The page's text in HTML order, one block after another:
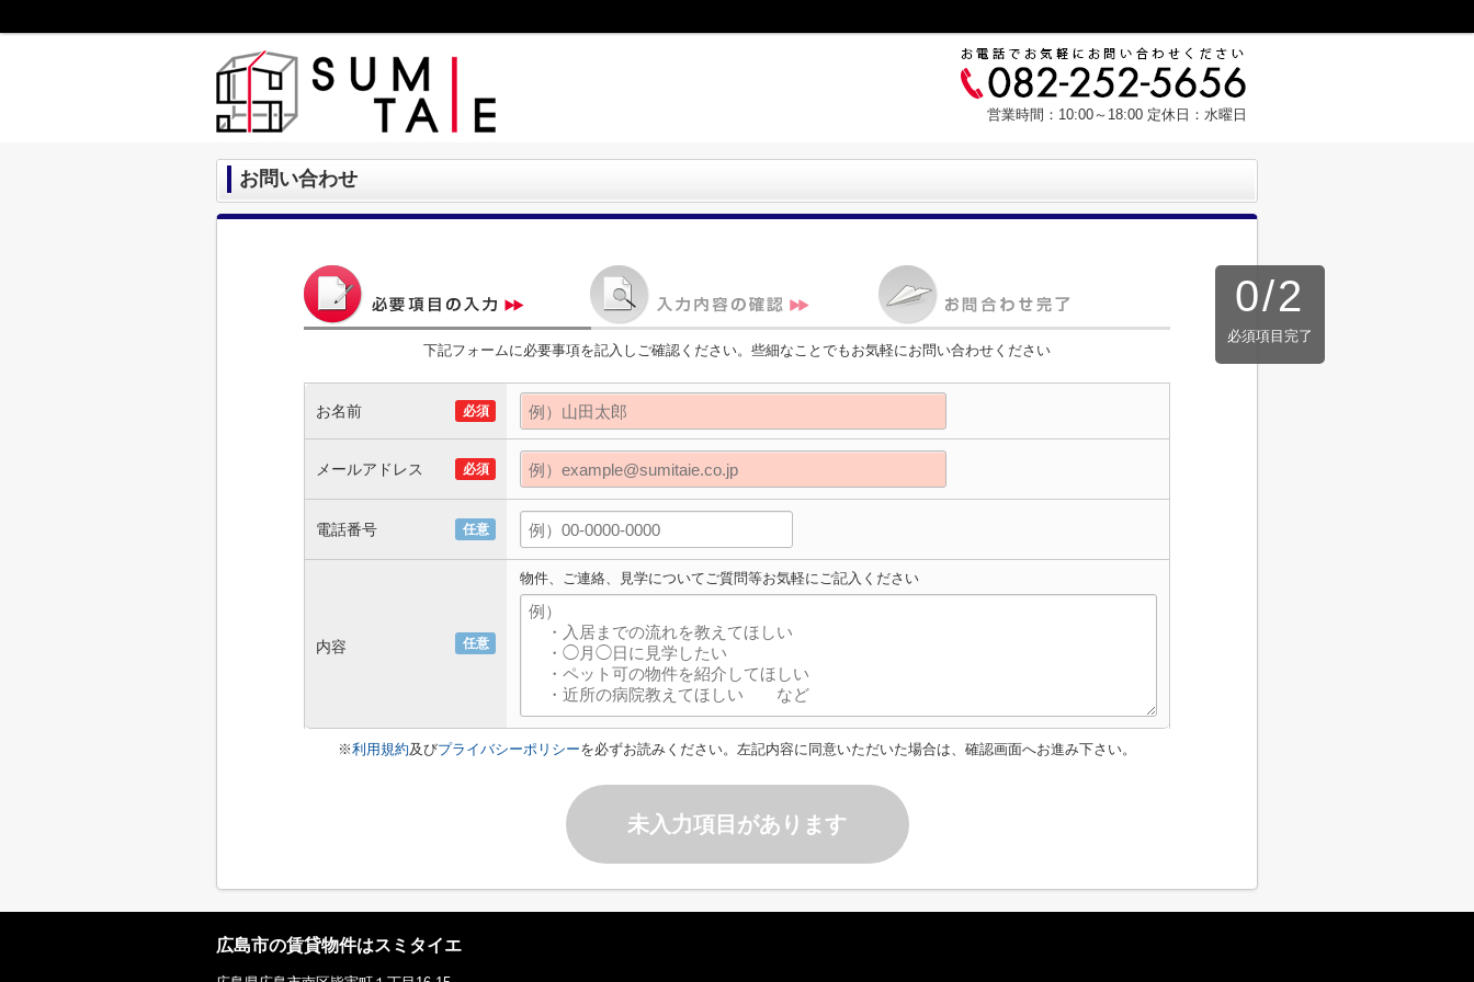
営業時間：10:00～18:00 定休日：水曜日
お問い合わせ
0/2
必須項目完了
下記フォームに必要事項を記入しご確認ください。些細なことでもお気軽にお問い合わせください
お名前 必須
メールアドレス 必須
電話番号 任意
内容 任意
物件、ご連絡、見学についてご質問等お気軽にご記入ください
※利用規約及びプライバシーポリシーを必ずお読みください。左記内容に同意いただいた場合は、確認画面へお進み下さい。
未入力項目があります
広島市の賃貸物件はスミタイエ